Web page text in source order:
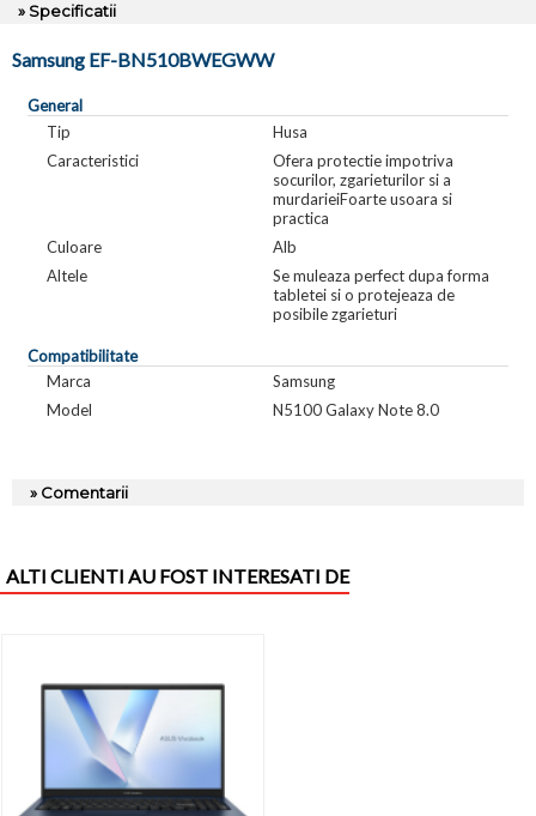
» Specificatii
Samsung EF-BN510BWEGWW
General
Tip
Husa
Caracteristici
Ofera protectie impotriva
socurilor, zgarieturilor si a
murdarieiFoarte usoara si
practica
Culoare
Alb
Altele
Se muleaza perfect dupa forma
tabletei si o protejeaza de
posibile zgarieturi
Compatibilitate
Marca
Samsung
Model
N5100 Galaxy Note 8.0
» Comentarii
ALTI CLIENTI AU FOST INTERESATI DE